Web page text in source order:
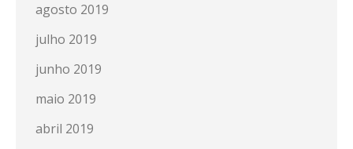
agosto 2019
julho 2019
junho 2019
maio 2019
abril 2019